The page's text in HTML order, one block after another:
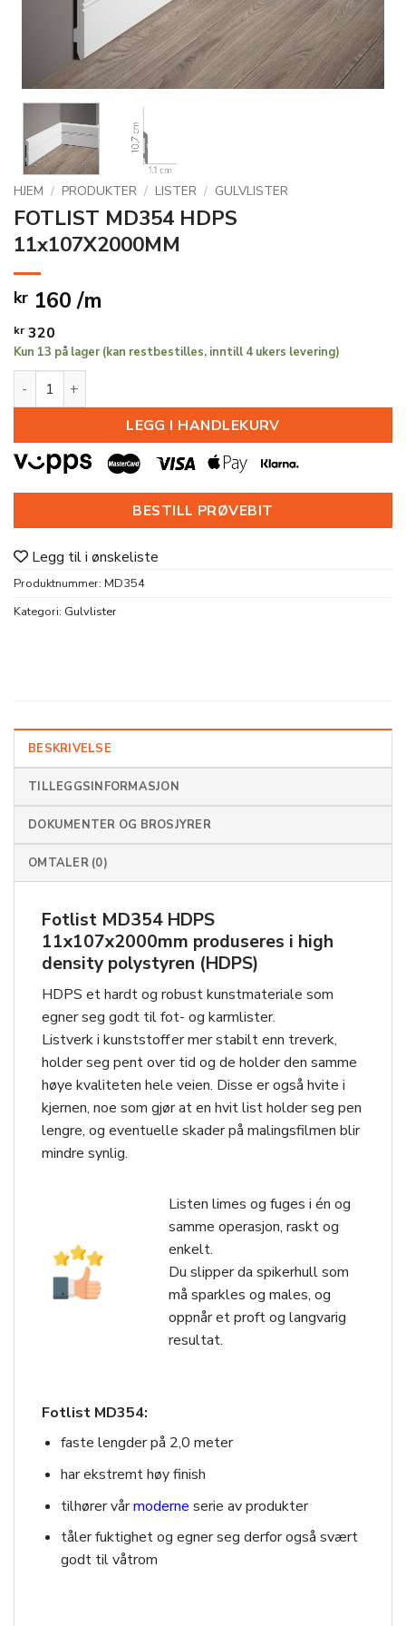
HJEM / PRODUKTER / LISTER / GULVLISTER
FOTLIST MD354 HDPS
11x107X2000MM
kr 160 /m
kr 320
Kun 13 på lager (kan restbestilles, inntill 4 ukers levering)
FOTLIST MD354 HDPS 11x107X2000MM antall
LEGG I HANDLEKURV
BESTILL PRØVEBIT
Legg til i ønskeliste
Produktnummer: MD354
Kategori: Gulvlister
BESKRIVELSE
TILLEGGSINFORMASJON
DOKUMENTER OG BROSJYRER
OMTALER (0)
Fotlist MD354 HDPS
11x107x2000mm produseres i high
density polystyren (HDPS)
HDPS et hardt og robust kunstmateriale som
egner seg godt til fot- og karmlister.
Listverk i kunststoff er mer stabilt enn treverk,
holder seg pent over tid og de holder den samme
høye kvaliteten hele veien. Disse er også hvite i
kjernen, noe som gjør at en hvit list holder seg pen
lengre, og eventuelle skader på malingsfilmen blir
mindre synlig.
Listen limes og fuges i én og
samme operasjon, raskt og
enkelt.
Du slipper da spikerhull som
må sparkles og males, og
oppnår et proft og langvarig
resultat.
Fotlist MD354:
faste lengder på 2,0 meter
har ekstremt høy finish
tilhører vårmoderne serie av produkter
tåler fuktighet og egner seg derfor også svært
godt til våtrom